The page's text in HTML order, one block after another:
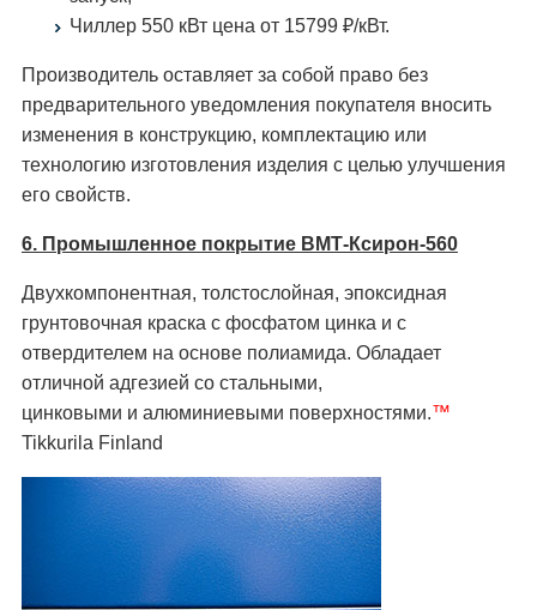
Чиллер 550 кВт цена от 15799 ₽/кВт.
Производитель оставляет за собой право без
предварительного уведомления покупателя вносить
изменения в конструкцию, комплектацию или
технологию изготовления изделия с целью улучшения
его свойств.
6. Промышленное покрытие ВМТ-Ксирон-560
Двухкомпонентная, толстослойная, эпоксидная
грунтовочная краска с фосфатом цинка и с
отвердителем на основе полиамида. Обладает
отличной адгезией со стальными,
цинковыми и алюминиевыми поверхностями.™
Tikkurila Finland